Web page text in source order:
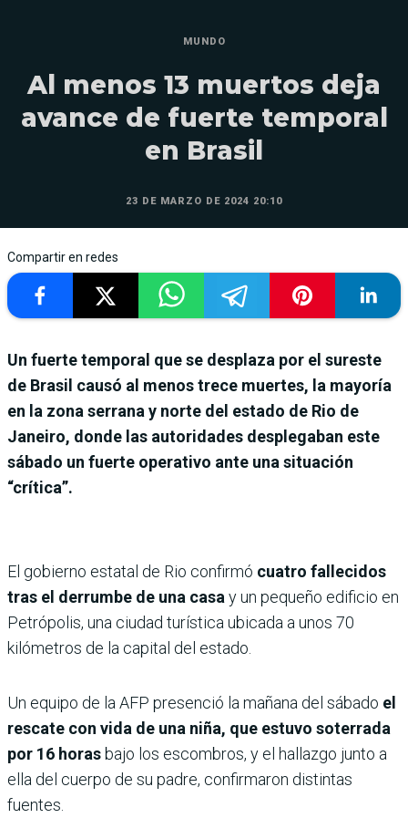
MUNDO
Al menos 13 muertos deja
avance de fuerte temporal
en Brasil
23 DE MARZO DE 2024 20:10
Compartir en redes
Un fuerte temporal que se desplaza por el sureste
de Brasil causó al menos trece muertes, la mayoría
en la zona serrana y norte del estado de Rio de
Janeiro, donde las autoridades desplegaban este
sábado un fuerte operativo ante una situación
“crítica”.
El gobierno estatal de Rio confirmó cuatro fallecidos
tras el derrumbe de una casa y un pequeño edificio en
Petrópolis, una ciudad turística ubicada a unos 70
kilómetros de la capital del estado.
Un equipo de la AFP presenció la mañana del sábado el
rescate con vida de una niña, que estuvo soterrada
por 16 horasbajo los escombros, y el hallazgo junto a
ella del cuerpo de su padre, confirmaron distintas
fuentes.